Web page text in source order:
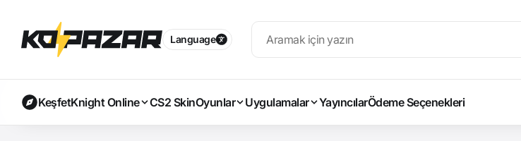
Language
KeşfetKnight Online CS2 SkinOyunlar Uygulamalar YayıncılarÖdeme Seçenekleri